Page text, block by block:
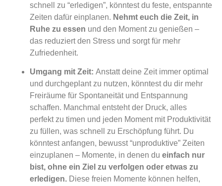
schnell zu “erledigen”, könntest du feste, entspannte
Zeiten dafür einplanen. Nehmt euch die Zeit, in
Ruhe zu essen und den Moment zu genießen –
das reduziert den Stress und sorgt für mehr
Zufriedenheit.
Umgang mit Zeit: Anstatt deine Zeit immer optimal
und durchgeplant zu nutzen, könntest du dir mehr
Freiräume für Spontaneität und Entspannung
schaffen. Manchmal entsteht der Druck, alles
perfekt zu timen und jeden Moment mit Produktivität
zu füllen, was schnell zu Erschöpfung führt. Du
könntest anfangen, bewusst “unproduktive” Zeiten
einzuplanen – Momente, in denen du einfach nur
bist, ohne ein Ziel zu verfolgen oder etwas zu
erledigen. Diese freien Momente können helfen,